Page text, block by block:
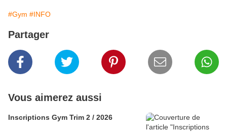
#Gym #INFO
Partager
Vous aimerez aussi
Inscriptions Gym Trim 2 / 2026